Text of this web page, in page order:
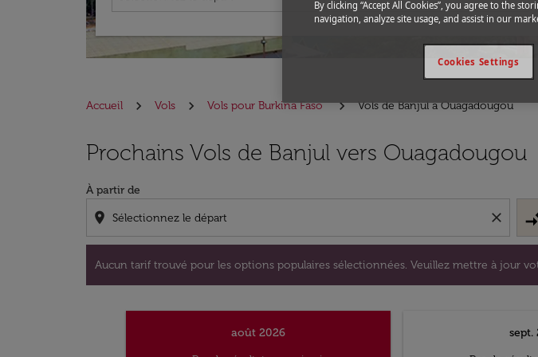
Accueil Vols Vols pour Burkina Faso Vols de Banjul a Ouagadougou
Prochains Vols de Banjul vers Ouagadougou
À partir de
location_on close
Aucun tarif trouvé pour les options populaires sélectionnées. Veuillez mettre à jour
Aucun tarif trouvé pour les options populaires sélectionnées. Veuillez
août 2026
sept.
By clicking “Accept All Cookies”, you agree to the
navigation, analyze site usage, and assist in our
Cookies Settings